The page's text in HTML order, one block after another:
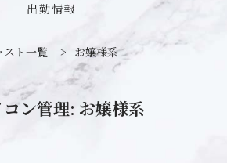
出勤情報
スト一覧 > お嬢様系
ン管理: お嬢様系